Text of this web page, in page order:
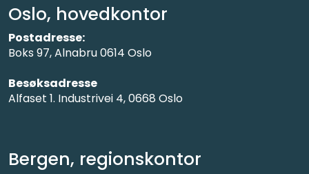
Bergen, regionskontor
Oslo, hovedkontor
Postadresse:
Boks 97, Alnabru 0614 Oslo
Besøksadresse
Alfaset 1. Industrivei 4, 0668 Oslo